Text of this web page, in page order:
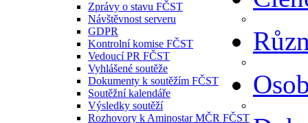
Zprávy o stavu FČST
Návštěvnost serveru
GDPR
Kontrolní komise FČST
Vedoucí PR FČST
Vyhlášené soutěže
Dokumenty k soutěžím FČST
Soutěžní kalendáře
Výsledky soutěží
Rozhovory k Aminostar MČR FČST